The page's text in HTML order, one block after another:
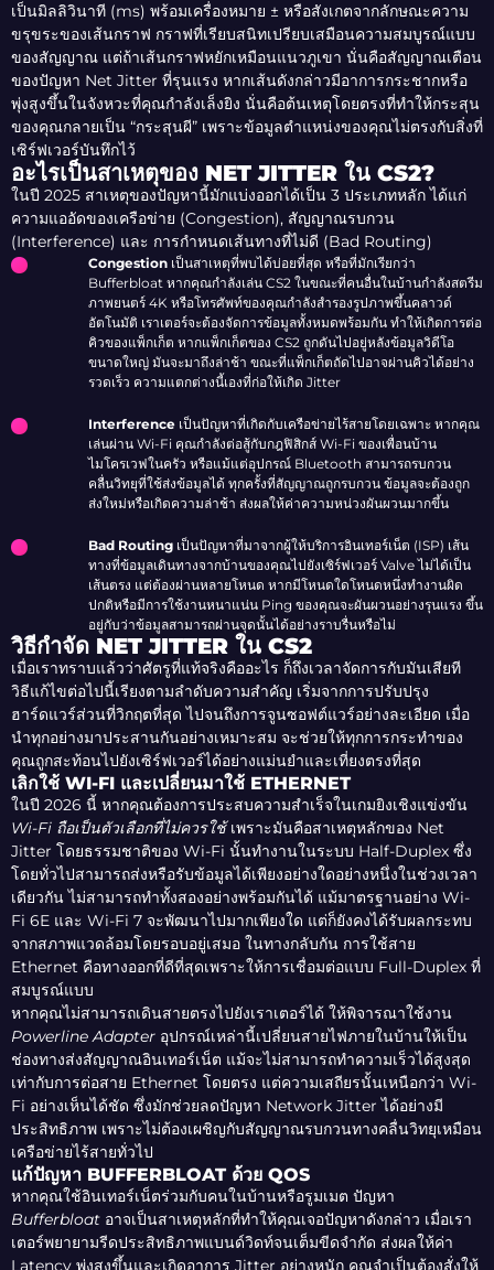
เป็นมิลลิวินาที (ms) พร้อมเครื่องหมาย ± หรือสังเกตจากลักษณะความ
ขรุขระของเส้นกราฟ กราฟที่เรียบสนิทเปรียบเสมือนความสมบูรณ์แบบ
ของสัญญาณ แต่ถ้าเส้นกราฟหยักเหมือนแนวภูเขา นั่นคือสัญญาณเตือน
ของปัญหา Net Jitter ที่รุนแรง หากเส้นดังกล่าวมีอาการกระชากหรือ
พุ่งสูงขึ้นในจังหวะที่คุณกำลังเล็งยิง นั่นคือต้นเหตุโดยตรงที่ทำให้กระสุน
ของคุณกลายเป็น “กระสุนผี” เพราะข้อมูลตำแหน่งของคุณไม่ตรงกับสิ่งที่
เซิร์ฟเวอร์บันทึกไว้
อะไรเป็นสาเหตุของ NET JITTER ใน CS2?
ในปี 2025 สาเหตุของปัญหานี้มักแบ่งออกได้เป็น 3 ประเภทหลัก ได้แก่
ความแออัดของเครือข่าย (Congestion), สัญญาณรบกวน
(Interference) และ การกำหนดเส้นทางที่ไม่ดี (Bad Routing)
Congestion เป็นสาเหตุที่พบได้บ่อยที่สุด หรือที่มักเรียกว่า
Bufferbloat หากคุณกำลังเล่น CS2 ในขณะที่คนอื่นในบ้านกำลังสตรีม
ภาพยนตร์ 4K หรือโทรศัพท์ของคุณกำลังสำรองรูปภาพขึ้นคลาวด์
อัตโนมัติ เราเตอร์จะต้องจัดการข้อมูลทั้งหมดพร้อมกัน ทำให้เกิดการต่อ
คิวของแพ็กเก็ต หากแพ็กเก็ตของ CS2 ถูกดันไปอยู่หลังข้อมูลวิดีโอ
ขนาดใหญ่ มันจะมาถึงล่าช้า ขณะที่แพ็กเก็ตถัดไปอาจผ่านคิวได้อย่าง
รวดเร็ว ความแตกต่างนี้เองที่ก่อให้เกิด Jitter
Interference เป็นปัญหาที่เกิดกับเครือข่ายไร้สายโดยเฉพาะ หากคุณ
เล่นผ่าน Wi-Fi คุณกำลังต่อสู้กับกฎฟิสิกส์ Wi-Fi ของเพื่อนบ้าน
ไมโครเวฟในครัว หรือแม้แต่อุปกรณ์ Bluetooth สามารถรบกวน
คลื่นวิทยุที่ใช้ส่งข้อมูลได้ ทุกครั้งที่สัญญาณถูกรบกวน ข้อมูลจะต้องถูก
ส่งใหม่หรือเกิดความล่าช้า ส่งผลให้ค่าความหน่วงผันผวนมากขึ้น
Bad Routing เป็นปัญหาที่มาจากผู้ให้บริการอินเทอร์เน็ต (ISP) เส้น
ทางที่ข้อมูลเดินทางจากบ้านของคุณไปยังเซิร์ฟเวอร์ Valve ไม่ได้เป็น
เส้นตรง แต่ต้องผ่านหลายโหนด หากมีโหนดใดโหนดหนึ่งทำงานผิด
ปกติหรือมีการใช้งานหนาแน่น Ping ของคุณจะผันผวนอย่างรุนแรง ขึ้น
อยู่กับว่าข้อมูลสามารถผ่านจุดนั้นได้อย่างราบรื่นหรือไม่
วิธีกำจัด NET JITTER ใน CS2
เมื่อเราทราบแล้วว่าศัตรูที่แท้จริงคืออะไร ก็ถึงเวลาจัดการกับมันเสียที
วิธีแก้ไขต่อไปนี้เรียงตามลำดับความสำคัญ เริ่มจากการปรับปรุง
ฮาร์ดแวร์ส่วนที่วิกฤตที่สุด ไปจนถึงการจูนซอฟต์แวร์อย่างละเอียด เมื่อ
นำทุกอย่างมาประสานกันอย่างเหมาะสม จะช่วยให้ทุกการกระทำของ
คุณถูกสะท้อนไปยังเซิร์ฟเวอร์ได้อย่างแม่นยำและเที่ยงตรงที่สุด
เลิกใช้ WI-FI และเปลี่ยนมาใช้ ETHERNET
ในปี 2026 นี้ หากคุณต้องการประสบความสำเร็จในเกมยิงเชิงแข่งขัน
Wi-Fi ถือเป็นตัวเลือกที่ไม่ควรใช้เพราะมันคือสาเหตุหลักของ Net
Jitter โดยธรรมชาติของ Wi-Fi นั้นทำงานในระบบ Half-Duplex ซึ่ง
โดยทั่วไปสามารถส่งหรือรับข้อมูลได้เพียงอย่างใดอย่างหนึ่งในช่วงเวลา
เดียวกัน ไม่สามารถทำทั้งสองอย่างพร้อมกันได้ แม้มาตรฐานอย่าง Wi-
Fi 6E และ Wi-Fi 7 จะพัฒนาไปมากเพียงใด แต่ก็ยังคงได้รับผลกระทบ
จากสภาพแวดล้อมโดยรอบอยู่เสมอ ในทางกลับกัน การใช้สาย
Ethernet คือทางออกที่ดีที่สุดเพราะให้การเชื่อมต่อแบบ Full-Duplex ที่
สมบูรณ์แบบ
หากคุณไม่สามารถเดินสายตรงไปยังเราเตอร์ได้ ให้พิจารณาใช้งาน
Powerline Adapter อุปกรณ์เหล่านี้เปลี่ยนสายไฟภายในบ้านให้เป็น
ช่องทางส่งสัญญาณอินเทอร์เน็ต แม้จะไม่สามารถทำความเร็วได้สูงสุด
เท่ากับการต่อสาย Ethernet โดยตรง แต่ความเสถียรนั้นเหนือกว่า Wi-
Fi อย่างเห็นได้ชัด ซึ่งมักช่วยลดปัญหา Network Jitter ได้อย่างมี
ประสิทธิภาพ เพราะไม่ต้องเผชิญกับสัญญาณรบกวนทางคลื่นวิทยุเหมือน
เครือข่ายไร้สายทั่วไป
แก้ปัญหา BUFFERBLOAT ด้วย QOS
หากคุณใช้อินเทอร์เน็ตร่วมกับคนในบ้านหรือรูมเมต ปัญหา
Bufferbloat อาจเป็นสาเหตุหลักที่ทำให้คุณเจอปัญหาดังกล่าว เมื่อเรา
เตอร์พยายามรีดประสิทธิภาพแบนด์วิดท์จนเต็มขีดจำกัด ส่งผลให้ค่า
Latency พุ่งสูงขึ้นและเกิดอาการ Jitter อย่างหนัก คุณจำเป็นต้องสั่งให้